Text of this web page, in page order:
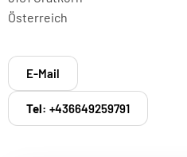
Österreich
E-Mail
Tel: +436649259791